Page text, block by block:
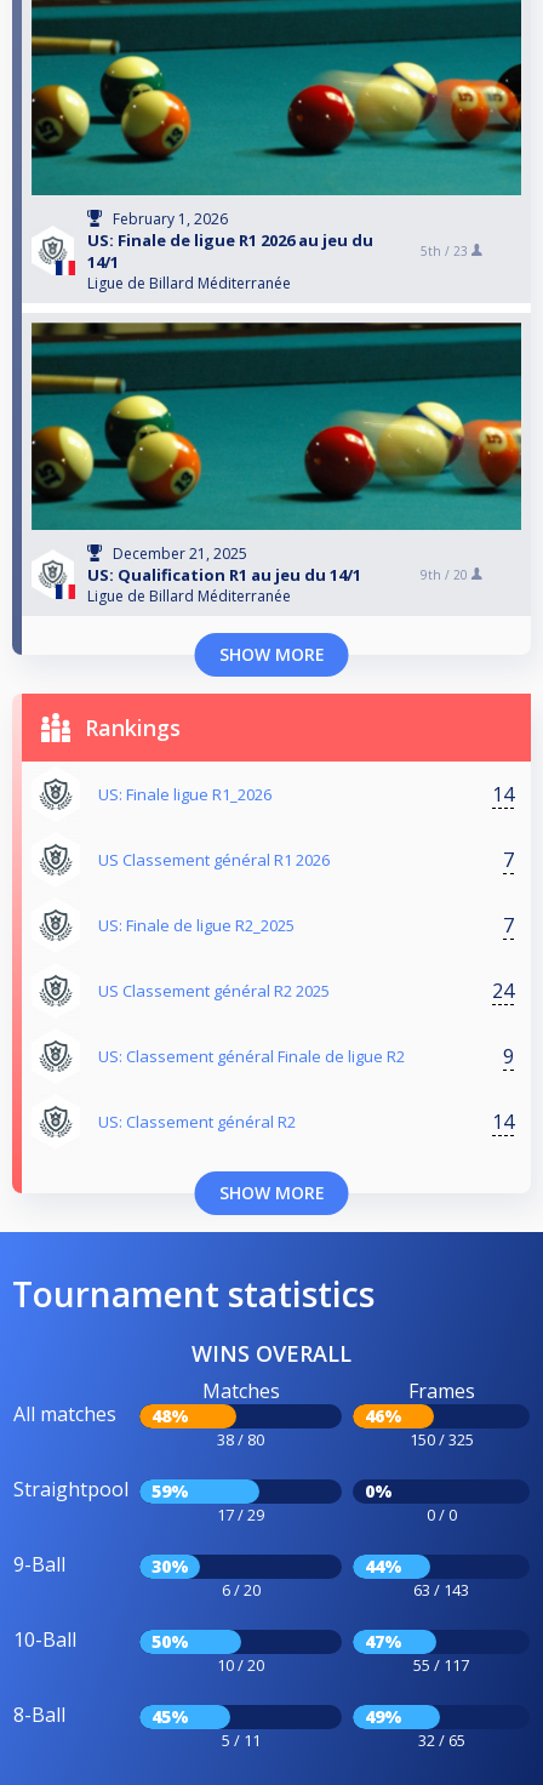
February 1, 2026
US: Finale de ligue R1 2026 au jeu du
14/1
Ligue de Billard Méditerranée
5th / 23
December 21, 2025
US: Qualification R1 au jeu du 14/1
Ligue de Billard Méditerranée
9th / 20
SHOW MORE
Rankings
US: Finale ligue R1_2026 14
US Classement général R1 2026 7
US: Finale de ligue R2_2025 7
US Classement général R2 2025 24
US: Classement général Finale de ligue R2 9
US: Classement général R2 14
SHOW MORE
Tournament statistics
WINS OVERALL
All matches
Matches
48%
38 / 80
Frames
46%
150 / 325
Straightpool 59%
17 / 29
0%
0 / 0
9-Ball 30%
6 / 20
44%
63 / 143
10-Ball 50%
10 / 20
47%
55 / 117
8-Ball 45%
5 / 11
49%
32 / 65